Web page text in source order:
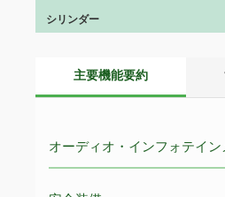
シリンダー
主要機能要約
オーディオ・インフォテイン